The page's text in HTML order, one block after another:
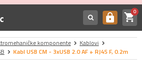
https shopping_cart0
komponente
Kablovi
Kabl USB CM - 3xUSB 2.0 AF + RJ45 F, 0.2m